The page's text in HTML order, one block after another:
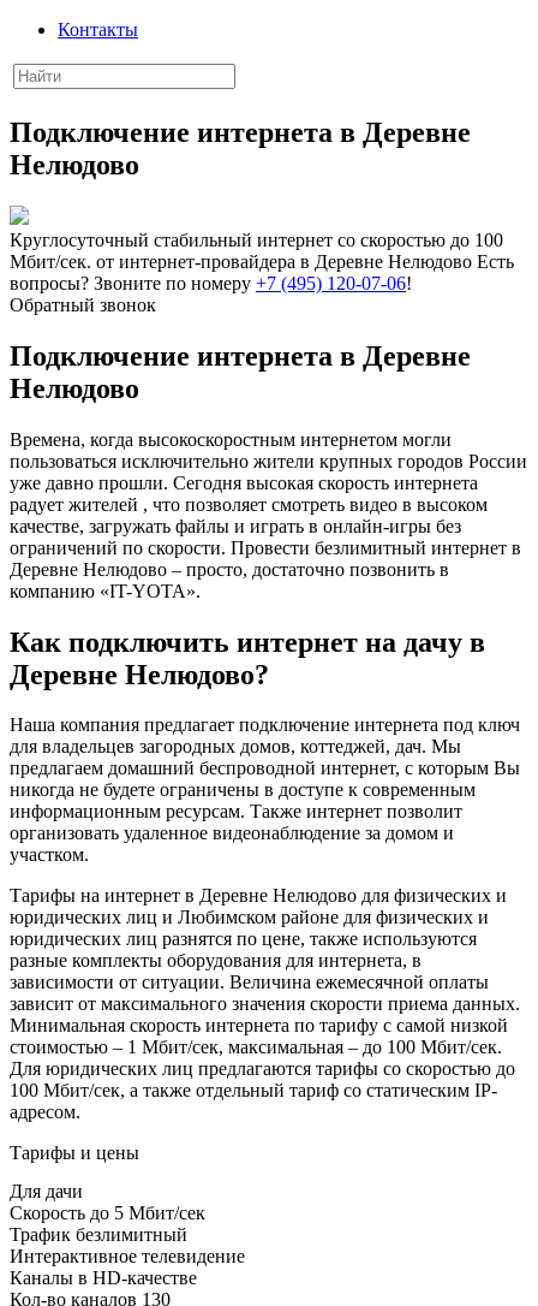
Контакты
Подключение интернета в Деревне
Нелюдово
Круглосуточный стабильный интернет со скоростью до 100
Мбит/сек. от интернет-провайдера в Деревне Нелюдово Есть
вопросы? Звоните по номеру +7 (495) 120-07-06!
Обратный звонок
Подключение интернета в Деревне
Нелюдово
Времена, когда высокоскоростным интернетом могли
пользоваться исключительно жители крупных городов России
уже давно прошли. Сегодня высокая скорость интернета
радует жителей , что позволяет смотреть видео в высоком
качестве, загружать файлы и играть в онлайн-игры без
ограничений по скорости. Провести безлимитный интернет в
Деревне Нелюдово – просто, достаточно позвонить в
компанию «IT-YOTA».
Как подключить интернет на дачу в
Деревне Нелюдово?
Наша компания предлагает подключение интернета под ключ
для владельцев загородных домов, коттеджей, дач. Мы
предлагаем домашний беспроводной интернет, с которым Вы
никогда не будете ограничены в доступе к современным
информационным ресурсам. Также интернет позволит
организовать удаленное видеонаблюдение за домом и
участком.
Тарифы на интернет в Деревне Нелюдово для физических и
юридических лиц и Любимском районе для физических и
юридических лиц разнятся по цене, также используются
разные комплекты оборудования для интернета, в
зависимости от ситуации. Величина ежемесячной оплаты
зависит от максимального значения скорости приема данных.
Минимальная скорость интернета по тарифу с самой низкой
стоимостью – 1 Мбит/сек, максимальная – до 100 Мбит/сек.
Для юридических лиц предлагаются тарифы со скоростью до
100 Мбит/сек, а также отдельный тариф со статическим IP-
адресом.
Тарифы и цены
Для дачи
Скорость до 5 Мбит/сек
Трафик безлимитный
Интерактивное телевидение
Каналы в HD-качестве
Кол-во каналов 130